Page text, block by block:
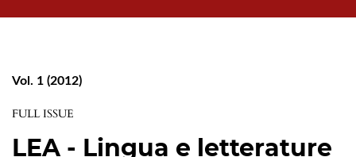
Vol. 1 (2012)
FULL ISSUE
LEA - Lingua e letterature